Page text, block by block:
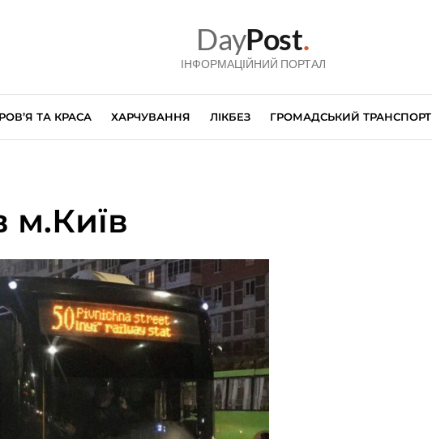
DayPost.
ІНФОРМАЦІЙНИЙ ПОРТАЛ
ТА КРАСА ХАРЧУВАННЯ ЛІКБЕЗ ГРОМАДСЬКИЙ ТРАНСПОРТ
м.Київ